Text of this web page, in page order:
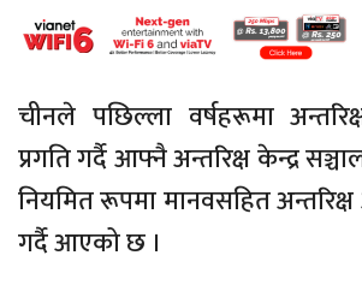
चीनले पछिल्ला वर्षहरूमा
प्रगति गर्दै आफ्नै अन्तरिक्ष केन्द्र
नियमित रूपमा मानवसहित
गर्दै आएको छ ।